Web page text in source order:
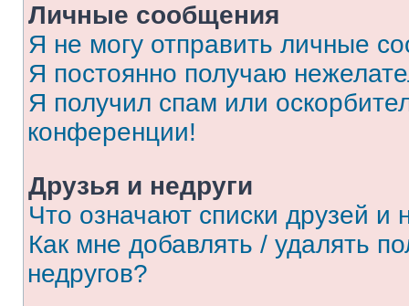
Личные сообщения
Я не могу отправить личные
Я постоянно получаю
Я получил спам или
конференции!
Друзья и недруги
Что означают списки друзей и
Как мне добавлять / удалять
недругов?